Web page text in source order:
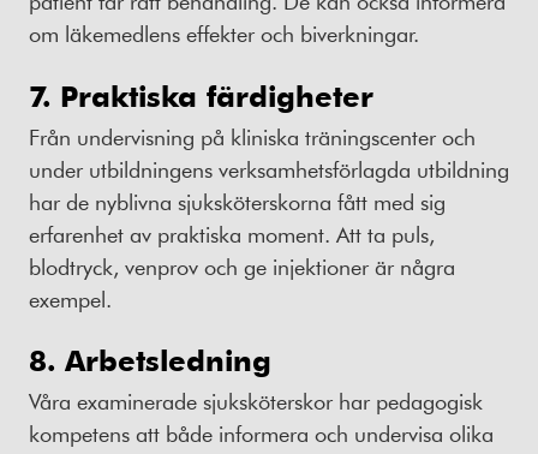
om läkemedlens effekter och biverkningar.
7. Praktiska färdigheter
Från undervisning på kliniska träningscenter och
under utbildningens verksamhetsförlagda utbildning
har de nyblivna sjuksköterskorna fått med sig
erfarenhet av praktiska moment. Att ta puls,
blodtryck, venprov och ge injektioner är några
exempel.
8. Arbetsledning
Våra examinerade sjuksköterskor har pedagogisk
kompetens att både informera och undervisa olika